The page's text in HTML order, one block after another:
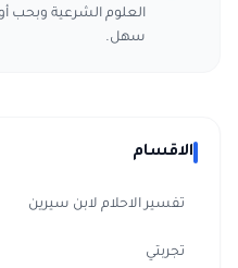
العلوم الشرعية وبحب
سهل.
الاقسام
تفسير الاحلام لابن سيرين
تجربتي